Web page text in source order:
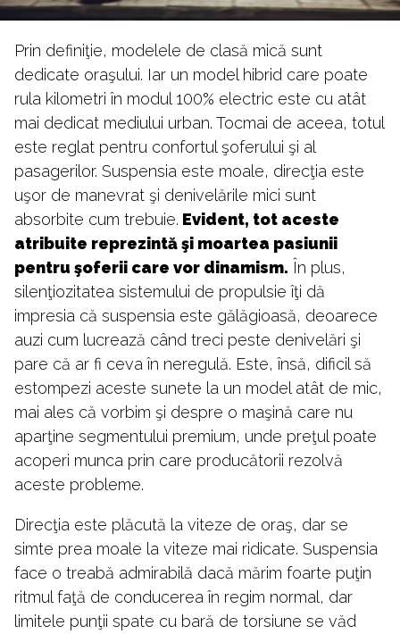
Prin definiţie, modelele de clasă mică sunt
dedicate oraşului. Iar un model hibrid care poate
rula kilometri în modul 100% electric este cu atât
mai dedicat mediului urban. Tocmai de aceea, totul
este reglat pentru confortul şoferului şi al
pasagerilor. Suspensia este moale, direcţia este
uşor de manevrat şi denivelările mici sunt
absorbite cum trebuie. Evident, tot aceste
atribuite reprezintă şi moartea pasiunii
pentru şoferii care vor dinamism. În plus,
silenţiozitatea sistemului de propulsie îţi dă
impresia că suspensia este gălăgioasă, deoarece
auzi cum lucrează când treci peste denivelări şi
pare că ar fi ceva în neregulă. Este, însă, dificil să
estompezi aceste sunete la un model atât de mic,
mai ales că vorbim şi despre o maşină care nu
aparţine segmentului premium, unde preţul poate
acoperi munca prin care producătorii rezolvă
aceste probleme.
Direcţia este plăcută la viteze de oraş, dar se
simte prea moale la viteze mai ridicate. Suspensia
face o treabă admirabilă dacă mărim foarte puţin
ritmul faţă de conducerea în regim normal, dar
limitele punţii spate cu bară de torsiune se văd